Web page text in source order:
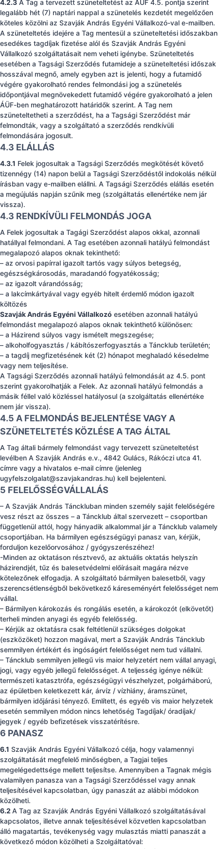
4.2.3 A Tag a tervezett szüneteltetést az ÁÜF 4.5. pontja szerint
legalább hét (7) naptári nappal a szünetelés kezdetét megelőzően
köteles közölni az Szavják András Egyéni Vállalkozó-val e-mailben.
A szüneteltetés idejére a Tag mentesül a szüneteltetési időszakban
esedékes tagdíjak fizetése alól és Szavják András Egyéni
Vállalkozó szolgáltatásait nem veheti igénybe. Szüneteltetés
esetében a Tagsági Szerződés futamideje a szüneteltetési időszak
hosszával megnő, amely egyben azt is jelenti, hogy a futamidő
végére gyakorolható rendes felmondási jog a szünetelés
időpontjával megnövekedett futamidő végére gyakorolható a jelen
ÁÜF-ben meghatározott határidők szerint. A Tag nem
szüneteltetheti a szerződést, ha a Tagsági Szerződést már
felmondták, vagy a szolgáltató a szerződés rendkívüli
felmondására jogosult.
4.3 ELÁLLÁS
4.3.1 Felek jogosultak a Tagsági Szerződés megkötését követő
tizennégy (14) napon belül a Tagsági Szerződéstől indokolás nélkül
írásban vagy e-mailben elállni. A Tagsági Szerződés elállás esetén
a megújulás napján szűnik meg (szolgáltatás ellenértéke nem jár
vissza).
4.3 RENDKÍVÜLI FELMONDÁS JOGA
A Felek jogosultak a Tagági Szerződést alapos okkal, azonnali
hatállyal felmondani. A Tag esetében azonnali hatályú felmondást
megalapozó alapos oknak tekinthető:
– az orvosi papírral igazolt tartós vagy súlyos betegség,
egészségkárosodás, maradandó fogyatékosság;
– az igazolt várandósság;
– a lakcímkártyával vagy egyéb hitelt érdemlő módon igazolt
költözés
Szavják András Egyéni Vállalkozó esetében azonnali hatályú
felmondást megalapozó alapos oknak tekinthető különösen:
– a Házirend súlyos vagy ismételt megszegése;
– alkoholfogyasztás / kábítószerfogyasztás a Táncklub területén;
– a tagdíj megfizetésének két (2) hónapot meghaladó késedelme
vagy nem teljesítése.
A Tagsági Szerződés azonnali hatályú felmondását az 4.5. pont
szerint gyakorolhatják a Felek. Az azonnali hatályú felmondás a
másik féllel való közléssel hatályosul (a szolgáltatás ellenértéke
nem jár vissza).
4.5 A FELMONDÁS BEJELENTÉSE VAGY A
SZÜNETELTETÉS KÖZLÉSE A TAG ÁLTAL
A Tag általi bármely felmondást vagy tervezett szüneteltetést
levélben A Szavják András e.v., 4842 Gulács, Rákóczi utca 41.
címre vagy a hivatalos e-mail címre (jelenleg
ugyfelszolgalat@szavjakandras.hu) kell bejelenteni.
5 FELELŐSSÉGVÁLLALÁS
– A Szavják András Tánckluban minden személy saját felelőségére
vesz részt az összes – a Táncklub által szervezett – csoportban
függetlenül attól, hogy hányadik alkalommal jár a Táncklub valamely
csoportjában. Ha bármilyen egészségügyi panasz van, kérjük,
forduljon kezelőorvosához / gyógyszerészéhez!
-Minden az oktatáson résztvevő, az aktuális oktatás helyszín
házirendjét, tűz és balesetvédelmi előírásait magára nézve
kötelezőnek elfogadja. A szolgáltató bármilyen balesetből, vagy
szerencsétlenségből bekövetkező káreseményért felelősséget nem
vállal.
– Bármilyen károkozás és rongálás esetén, a károkozót (elkövetőt)
terheli minden anyagi és egyéb felelősség.
– Kérjük az oktatásra csak feltétlenül szükséges dolgokat
(eszközöket) hozzon magával, mert a Szavják András Táncklub
semmilyen értékért és ingóságért felelősséget nem tud vállalni.
– Táncklub semmilyen jellegű vis maior helyzetért nem vállal anyagi,
jogi, vagy egyéb jellegű felelősséget. A teljesség igénye nélkül:
természeti katasztrófa, egészségügyi vészhelyzet, polgárháború,
az épületben keletkezett kár, árvíz / vízhiány, áramszünet,
bármilyen időjárási tényező. Említett, és egyéb vis maior helyzetek
esetén semmilyen módon nincs lehetőség Tagdíjak/ óradíjak/
jegyek / egyéb befizetések visszatérítésre.
6 PANASZ
6.1 Szavják András Egyéni Vállalkozó célja, hogy valamennyi
szolgáltatását megfelelő minőségben, a Tagjai teljes
megelégedettsége mellett teljesítse. Amennyiben a Tagnak mégis
valamilyen panasza van a Tagsági Szerződéssel vagy annak
teljesítésével kapcsolatban, úgy panaszát az alábbi módokon
közölheti.
6.2 A Tag az Szavják András Egyéni Vállalkozó szolgáltatásával
kapcsolatos, illetve annak teljesítésével közvetlen kapcsolatban
álló magatartás, tevékenység vagy mulasztás miatti panaszát a
következő módon közölheti a Szolgáltatóval: